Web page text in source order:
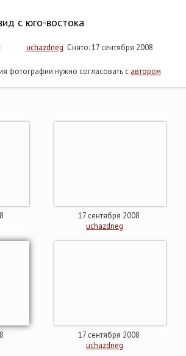
с юго-востока
uchazdneg Снято: 17 сентября 2008
фотографии нужно согласовать с автором
17 сентября 2008
uchazdneg
17 сентября 2008
uchazdneg